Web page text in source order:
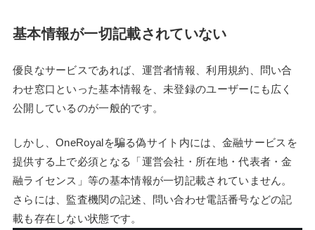
基本情報が一切記載されていない
優良なサービスであれば、運営者情報、利用規約、問い合
わせ窓口といった基本情報を、未登録のユーザーにも広く
公開しているのが一般的です。
しかし、OneRoyalを騙る偽サイト内には、金融サービスを
提供する上で必須となる「運営会社・所在地・代表者・金
融ライセンス」等の基本情報が一切記載されていません。
さらには、監査機関の記述、問い合わせ電話番号などの記
載も存在しない状態です。